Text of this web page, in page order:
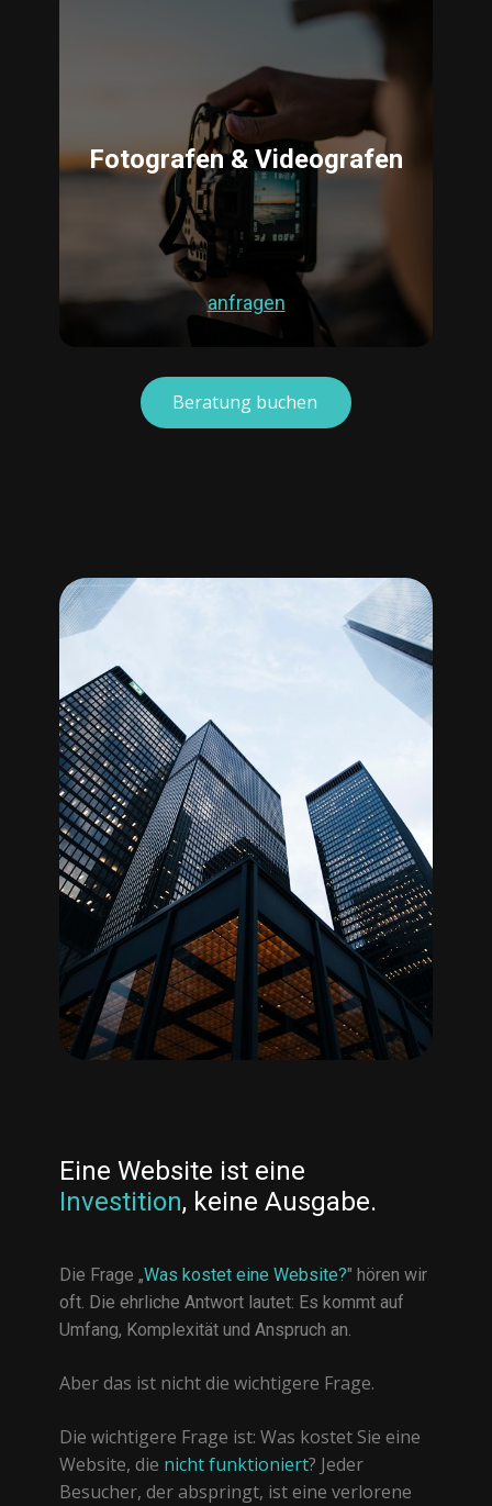
Fotografen & Videografen
anfragen
Beratung buchen
Eine Website ist eine
Investition, keine Ausgabe.
Die Frage „Was kostet eine Website?" hören wir
oft. Die ehrliche Antwort lautet: Es kommt auf
Umfang, Komplexität und Anspruch an.
Aber das ist nicht die wichtigere Frage.
Die wichtigere Frage ist: Was kostet Sie eine
Website, die nicht funktioniert? Jeder
Besucher, der abspringt, ist eine verlorene